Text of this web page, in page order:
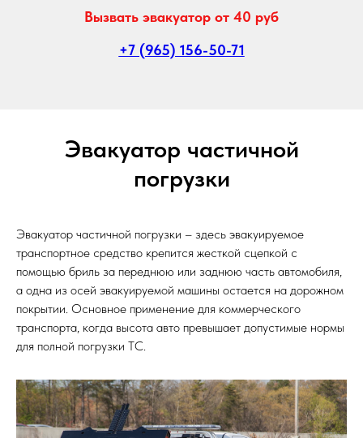
Вызвать эвакуатор от 40 руб
+7 (965) 156-50-71
Эвакуатор частичной
погрузки
Эвакуатор частичной погрузки – здесь эвакуируемое
транспортное средство крепится жесткой сцепкой с
помощью бриль за переднюю или заднюю часть автомобиля,
а одна из осей эвакуируемой машины остается на дорожном
покрытии. Основное применение для коммерческого
транспорта, когда высота авто превышает допустимые нормы
для полной погрузки ТС.